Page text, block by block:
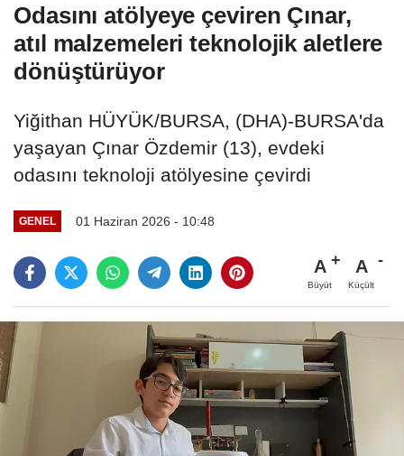
Odasını atölyeye çeviren Çınar,
atıl malzemeleri teknolojik aletlere
dönüştürüyor
Yiğithan HÜYÜK/BURSA, (DHA)-BURSA'da
yaşayan Çınar Özdemir (13), evdeki
odasını teknoloji atölyesine çevirdi
GENEL 01 Haziran 2026 - 10:48
A
Büyüt
A
Küçült